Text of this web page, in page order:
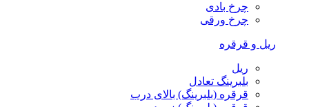
چرخ بادی
چرخ ورقی
ریل و قرقره
ریل
بلبرینگ تعادل
قرقره (بلبرینگ) بالای درب